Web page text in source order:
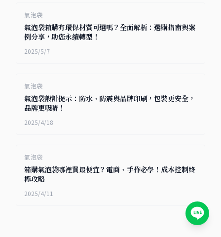
氣泡袋
氣泡袋箱購有環保材質可選嗎？全面解析：選購指南與案
例分享，助您永續轉型！
2025/5/7
氣泡袋
氣泡袋設計提示：防水、防震與品牌印刷，包裝更安全，
品牌更吸睛！
2025/4/18
氣泡袋
箱購氣泡袋哪裡買最便宜？電商、手作必學！成本控制終
極攻略
2025/4/11